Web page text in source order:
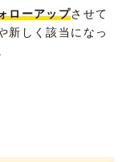
ローアップさせて
新しく該当になっ